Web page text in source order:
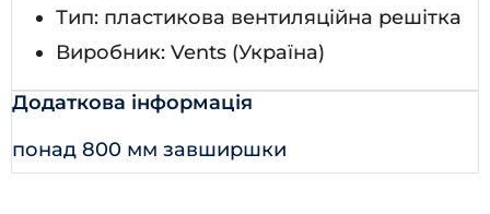
Тип: пластикова вентиляційна решітка
Виробник: Vents (Україна)
Додаткова інформація
понад 800 мм завширшки